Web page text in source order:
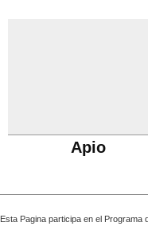
Apio
Esta Pagina participa en el Programa